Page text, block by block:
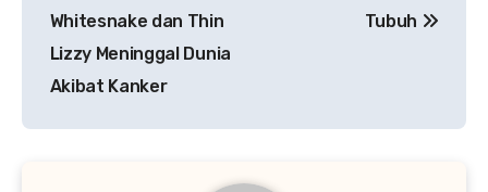
Whitesnake dan Thin
Lizzy Meninggal Dunia
Akibat Kanker
Tubuh